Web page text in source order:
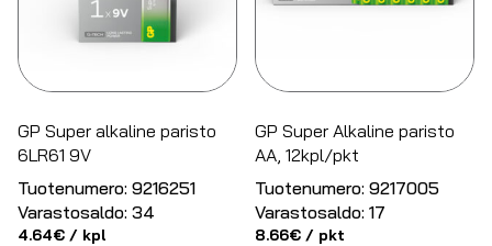
GP Super alkaline paristo
6LR61 9V
Tuotenumero: 9216251
Varastosaldo: 34
4.64€ / kpl
GP Super Alkaline paristo
AA, 12kpl/pkt
Tuotenumero: 9217005
Varastosaldo: 17
8.66€ / pkt